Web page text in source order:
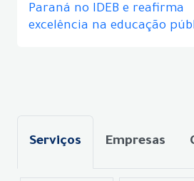
Paraná no IDEB e reafirma
excelência na educação
Serviços Empresas